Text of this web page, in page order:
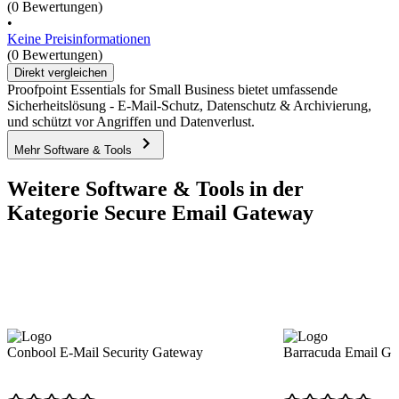
(0 Bewertungen)
•
Keine Preisinformationen
(0 Bewertungen)
Direkt vergleichen
Proofpoint Essentials for Small Business bietet umfassende
Sicherheitslösung - E-Mail-Schutz, Datenschutz & Archivierung,
und schützt vor Angriffen und Datenverlust.
Mehr Software & Tools
Weitere Software & Tools in der
Kategorie Secure Email Gateway
Conbool E-Mail Security Gateway Barracuda Email